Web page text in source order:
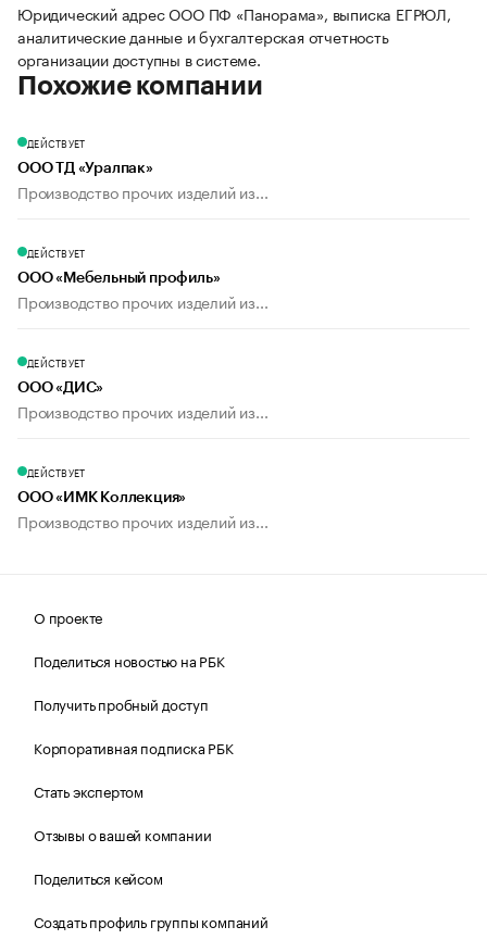
Юридический адрес ООО ПФ «Панорама», выписка ЕГРЮЛ,
аналитические данные и бухгалтерская отчетность
организации доступны в системе.
Похожие компании
ДЕЙСТВУЕТ
ООО ТД «Уралпак»
Производство прочих изделий из...
ДЕЙСТВУЕТ
ООО «Мебельный профиль»
Производство прочих изделий из...
ДЕЙСТВУЕТ
ООО «ДИС»
Производство прочих изделий из...
ДЕЙСТВУЕТ
ООО «ИМК Коллекция»
Производство прочих изделий из...
О проекте
Поделиться новостью на РБК
Получить пробный доступ
Корпоративная подписка РБК
Стать экспертом
Отзывы о вашей компании
Поделиться кейсом
Создать профиль группы компаний